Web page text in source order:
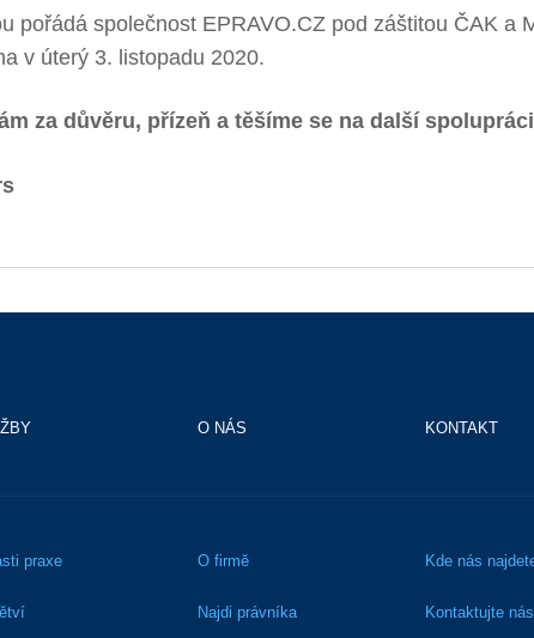
pořádá společnost EPRAVO.CZ pod záštitou ČAK a
v úterý 3. listopadu 2020.
za důvěru, přízeň a těšíme se na další
praxe
O NÁS
O firmě
Najdi právníka
KONTAKT
Kde nás
Kontaktujte nás